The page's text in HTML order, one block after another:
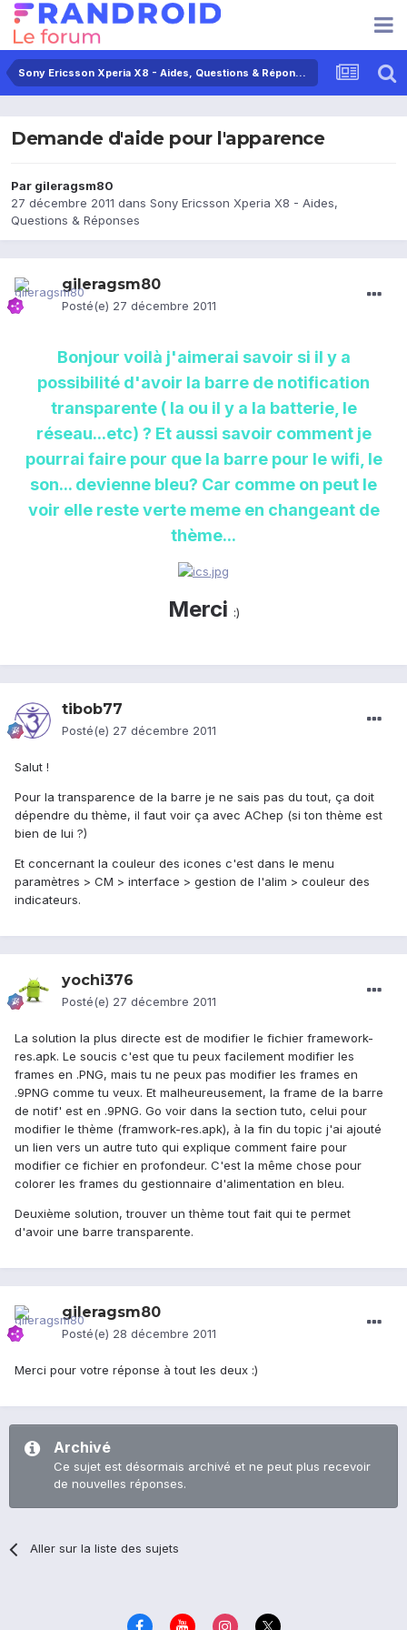
Sony Ericsson Xperia X8 - Aides, Questions & Réponses
Demande d'aide pour l'apparence
Par gileragsm80
27 décembre 2011 dans Sony Ericsson Xperia X8 - Aides,
Questions & Réponses
gileragsm80
Posté(e) 27 décembre 2011
Bonjour voilà j'aimerai savoir si il y a
possibilité d'avoir la barre de notification
transparente ( la ou il y a la batterie, le
réseau...etc) ? Et aussi savoir comment je
pourrai faire pour que la barre pour le wifi, le
son... devienne bleu? Car comme on peut le
voir elle reste verte meme en changeant de
thème...
Merci :)
tibob77
Posté(e) 27 décembre 2011
Salut !
Pour la transparence de la barre je ne sais pas du tout, ça doit
dépendre du thème, il faut voir ça avec AChep (si ton thème est
bien de lui ?)
Et concernant la couleur des icones c'est dans le menu
paramètres > CM > interface > gestion de l'alim > couleur des
indicateurs.
yochi376
Posté(e) 27 décembre 2011
La solution la plus directe est de modifier le fichier framework-
res.apk. Le soucis c'est que tu peux facilement modifier les
frames en .PNG, mais tu ne peux pas modifier les frames en
.9PNG comme tu veux. Et malheureusement, la frame de la barre
de notif' est en .9PNG. Go voir dans la section tuto, celui pour
modifier le thème (framwork-res.apk), à la fin du topic j'ai ajouté
un lien vers un autre tuto qui explique comment faire pour
modifier ce fichier en profondeur. C'est la même chose pour
colorer les frames du gestionnaire d'alimentation en bleu.
Deuxième solution, trouver un thème tout fait qui te permet
d'avoir une barre transparente.
gileragsm80
Posté(e) 28 décembre 2011
Merci pour votre réponse à tout les deux :)
Archivé
Ce sujet est désormais archivé et ne peut plus recevoir
de nouvelles réponses.
Aller sur la liste des sujets